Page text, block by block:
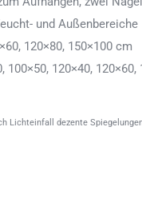
und Außenbereiche
120×80, 150×100 cm
100×50, 120×40, 120×60,
Lichteinfall dezente